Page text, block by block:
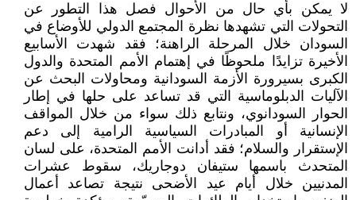
لا يمكن بأي حال من الأحوال فصل هذا التطور عن
التحولات التي تشهدها نظرة المجتمع الدولي للأوضاع في
السودان خلال المرحلة الراهنة؛ فقد شهدت الأسابيع
الأخيرة تزايدًا ملحوظًا في إهتمام الأمم المتحدة والدول
الكبرى بسيرورة الأزمة السودانية ومحاولات البحث عن
الآليات الدبلوماسية التي قد تساعد على حلها في إطار
الحوار السودانوي، ونتابع ذلك سواء من خلال المواقف
الإنسانية أو المبادرات السياسية الرامية إلى دعم
الإستقرار والسلام؛ فقد أدانت الأمم المتحدة، على لسان
المتحدث باسمها ستيفان دوجاريك، سقوط عشرات
المدنيين خلال أيام عيد الأضحى نتيجة تصاعد أعمال